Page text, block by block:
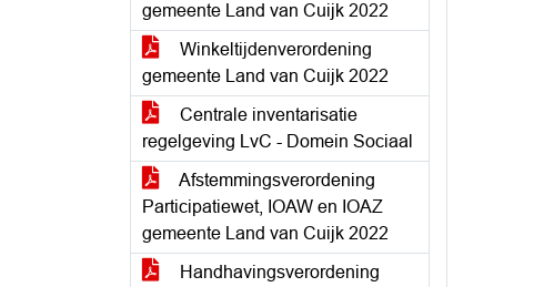
gemeente Land van Cuijk 2022
Winkeltijdenverordening
gemeente Land van Cuijk 2022
Centrale inventarisatie
regelgeving LvC - Domein Sociaal
Afstemmingsverordening
Participatiewet, IOAW en IOAZ
gemeente Land van Cuijk 2022
Handhavingsverordening